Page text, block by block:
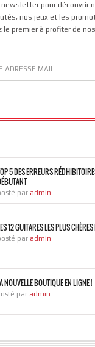
pour découvrir
nos jeux et les
le premier à profiter de
5 DES ERREURS
par admin
12 GUITARES LES PLUS
par admin
NOUVELLE BOUTIQUE EN LIGNE !
par admin